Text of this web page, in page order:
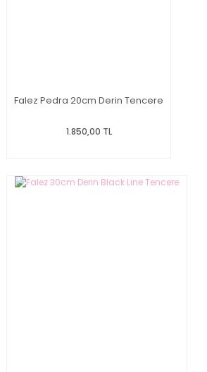
Falez Pedra 20cm Derin Tencere
1.850,00 TL